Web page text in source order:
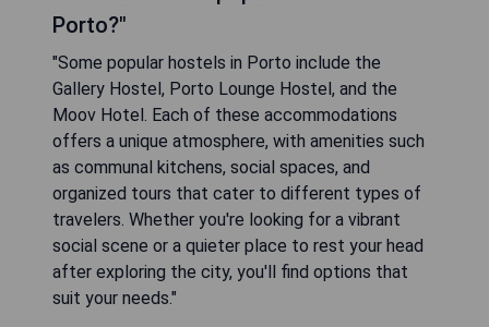
Porto?"
"Some popular hostels in Porto include the
Gallery Hostel, Porto Lounge Hostel, and the
Moov Hotel. Each of these accommodations
offers a unique atmosphere, with amenities such
as communal kitchens, social spaces, and
organized tours that cater to different types of
travelers. Whether you're looking for a vibrant
social scene or a quieter place to rest your head
after exploring the city, you'll find options that
suit your needs."